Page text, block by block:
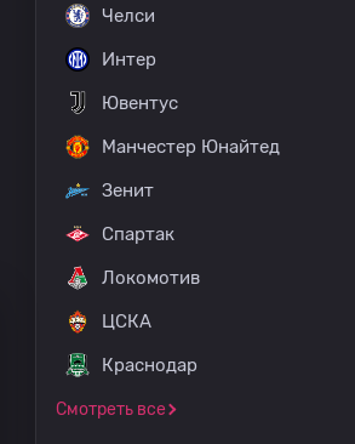
Челси
Интер
Ювентус
Манчестер Юнайтед
Зенит
Спартак
Локомотив
ЦСКА
Краснодар
Смотреть все